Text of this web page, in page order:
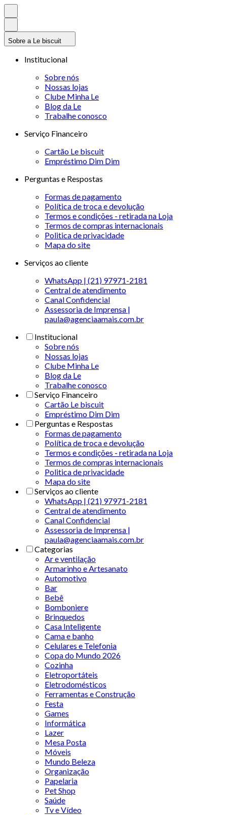
Sobre a Le biscuit
Institucional
Sobre nós
Nossas lojas
Clube Minha Le
Blog da Le
Trabalhe conosco
Serviço Financeiro
Cartão Le biscuit
Empréstimo Dim Dim
Perguntas e Respostas
Formas de pagamento
Política de troca e devolução
Termos e condições - retirada na Loja
Termos de compras internacionais
Politica de privacidade
Mapa do site
Serviços ao cliente
WhatsApp | (21) 97971-2181
Central de atendimento
Canal Confidencial
Assessoria de Imprensa |
paula@agenciaamais.com.br
Institucional
Sobre nós
Nossas lojas
Clube Minha Le
Blog da Le
Trabalhe conosco
Serviço Financeiro
Cartão Le biscuit
Empréstimo Dim Dim
Perguntas e Respostas
Formas de pagamento
Política de troca e devolução
Termos e condições - retirada na Loja
Termos de compras internacionais
Politica de privacidade
Mapa do site
Serviços ao cliente
WhatsApp | (21) 97971-2181
Central de atendimento
Canal Confidencial
Assessoria de Imprensa |
paula@agenciaamais.com.br
Categorias
Ar e ventilação
Armarinho e Artesanato
Automotivo
Bar
Bebê
Bomboniere
Brinquedos
Casa Inteligente
Cama e banho
Celulares e Telefonia
Copa do Mundo 2026
Cozinha
Eletroportáteis
Eletrodomésticos
Ferramentas e Construção
Festa
Games
Informática
Lazer
Mesa Posta
Móveis
Mundo Beleza
Organização
Papelaria
Pet Shop
Saúde
Tv e Vídeo